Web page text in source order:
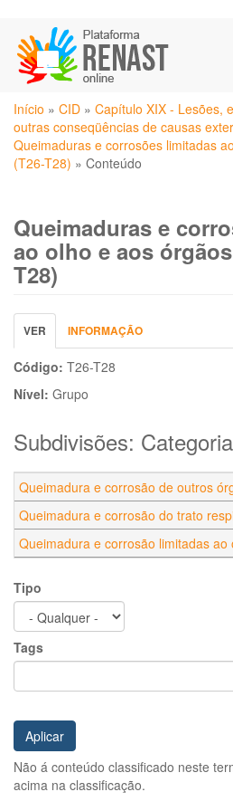
para
conteúdo
principal
Você
está
aqui
Início » CID » Capítulo XIX - Lesões,
outras conseqüências de causas
Queimaduras e corrosões limitadas
(T26-T28) » Conteúdo
Queimaduras e
ao olho e aos
T28)
Abas
primárias
VER (ABA
ATIVA)
INFORMAÇÃO
Código: T26-T28
Nível: Grupo
Subdivisões: Categoria
Queimadura e corrosão de outros
Queimadura e corrosão do trato
Queimadura e corrosão limitadas
Tipo
Tags
Aplicar
Não á conteúdo classificado neste
acima na classificação.